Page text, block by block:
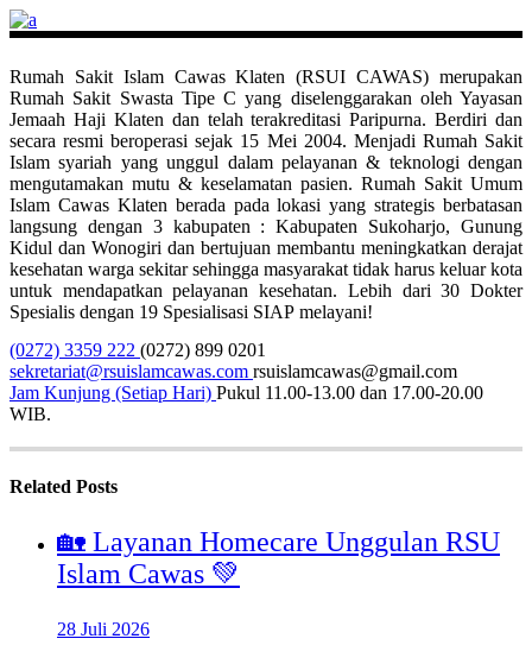
Rumah Sakit Islam Cawas Klaten (RSUI CAWAS) merupakan
Rumah Sakit Swasta Tipe C yang diselenggarakan oleh Yayasan
Jemaah Haji Klaten dan telah terakreditasi Paripurna. Berdiri dan
secara resmi beroperasi sejak 15 Mei 2004. Menjadi Rumah Sakit
Islam syariah yang unggul dalam pelayanan & teknologi dengan
mengutamakan mutu & keselamatan pasien. Rumah Sakit Umum
Islam Cawas Klaten berada pada lokasi yang strategis berbatasan
langsung dengan 3 kabupaten : Kabupaten Sukoharjo, Gunung
Kidul dan Wonogiri dan bertujuan membantu meningkatkan derajat
kesehatan warga sekitar sehingga masyarakat tidak harus keluar kota
untuk mendapatkan pelayanan kesehatan. Lebih dari 30 Dokter
Spesialis dengan 19 Spesialisasi SIAP melayani!
(0272) 3359 222 (0272) 899 0201
sekretariat@rsuislamcawas.com rsuislamcawas@gmail.com
Jam Kunjung (Setiap Hari) Pukul 11.00-13.00 dan 17.00-20.00
WIB.
Related Posts
🏡 Layanan Homecare Unggulan RSU
Islam Cawas 💚
28 Juli 2026